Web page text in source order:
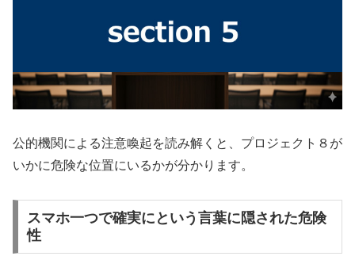
公的機関による注意喚起を読み解くと、プロジェクト８が
いかに危険な位置にいるかが分かります。
スマホ一つで確実にという言葉に隠された危険
性